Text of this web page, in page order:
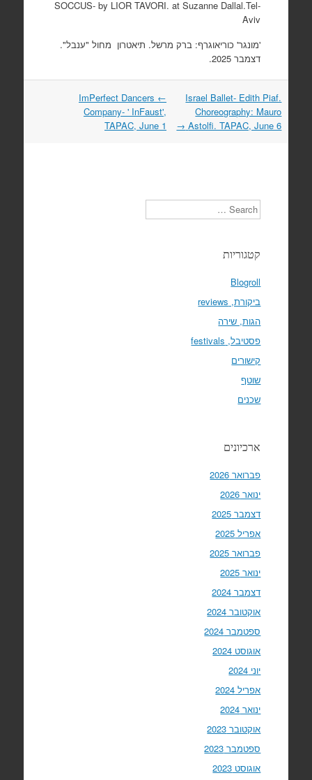
SOCCUS- by LIOR TAVORI. at Suzanne Dallal.Tel-
Aviv
'מונגר' כוריאוגרף: ברק מרשל. תיאטרון מחול "ענבל".
דצמבר 2025.
Post
navigation
←
ImPerfect Dancers
Company- ' InFaust',
TAPAC, June 1
Israel Ballet- Edith Piaf.
Choreography: Mauro
Astolfi. TAPAC, June 6
→
Search
קטגוריות
Blogroll
ביקורת, reviews
הגות, שירה
פסטיבל, festivals
קישורים
שוטף
שכנים
ארכיונים
פברואר 2026
ינואר 2026
דצמבר 2025
אפריל 2025
פברואר 2025
ינואר 2025
דצמבר 2024
אוקטובר 2024
ספטמבר 2024
אוגוסט 2024
יוני 2024
אפריל 2024
ינואר 2024
אוקטובר 2023
ספטמבר 2023
אוגוסט 2023